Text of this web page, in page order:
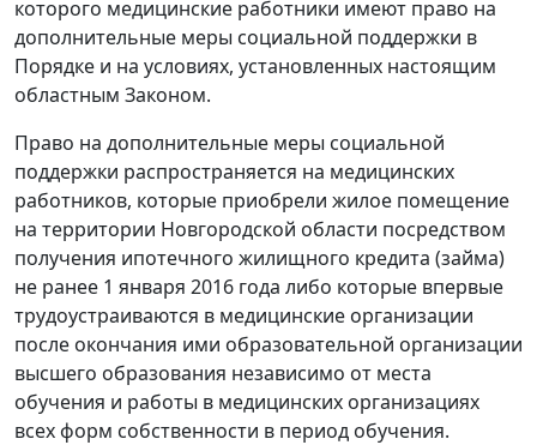
которого медицинские работники имеют право на
дополнительные меры социальной поддержки в
Порядке и на условиях, установленных настоящим
областным Законом.
Право на дополнительные меры социальной
поддержки распространяется на медицинских
работников, которые приобрели жилое помещение
на территории Новгородской области посредством
получения ипотечного жилищного кредита (займа)
не ранее 1 января 2016 года либо которые впервые
трудоустраиваются в медицинские организации
после окончания ими образовательной организации
высшего образования независимо от места
обучения и работы в медицинских организациях
всех форм собственности в период обучения.